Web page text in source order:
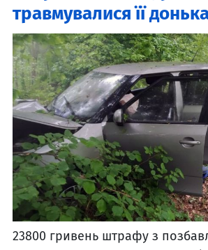
травмувалися її
23800 гривень штрафу з